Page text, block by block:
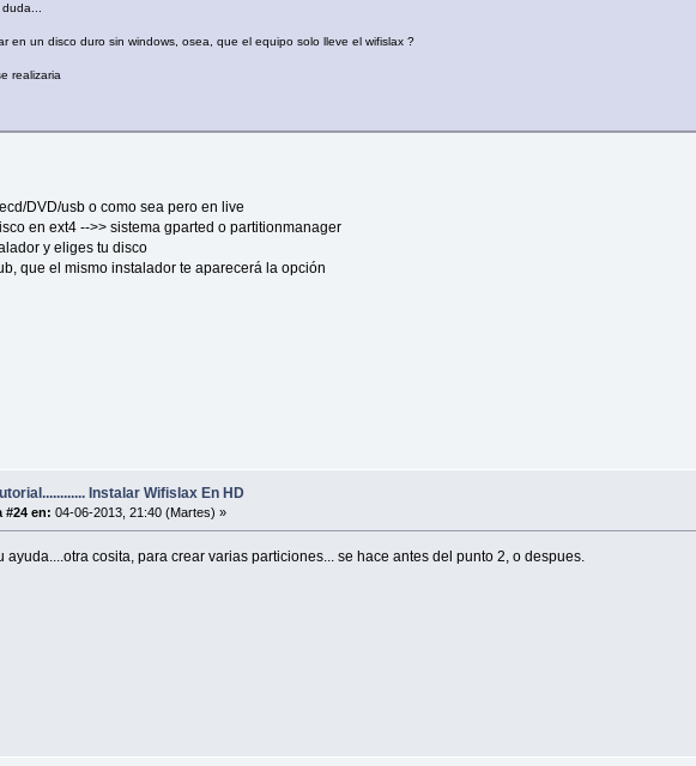
en un disco duro sin windows, osea, que el equipo solo lleve el wifislax ?
realizaria
DVD/usb o como sea pero en live
en ext4 -->> sistema gparted o partitionmanager
y eliges tu disco
que el mismo instalador te aparecerá la opción
Instalar Wifislax En HD
#24 en: 04-06-2013, 21:40 (Martes) »
ayuda....otra cosita, para crear varias particiones... se hace antes del punto 2, o despues.